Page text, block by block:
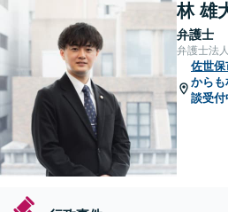
林 雄
弁護士
弁護士法
佐世保
からも
談受付